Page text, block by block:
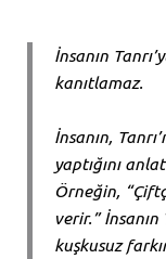
İnsanın
kanıtlamaz.
İnsanın,
yaptığını
Örneğin,
verir.” İnsanın
kuşkusuz